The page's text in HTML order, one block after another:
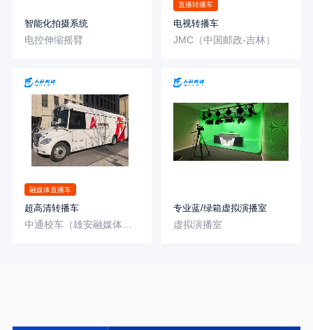
智能化拍摄系统
电控伸缩摇臂
直播转播车
电视转播车
JMC（中国邮政-吉林）
融媒体直播车
超高清转播车 专业蓝/绿箱虚拟演播室
虚拟演播室